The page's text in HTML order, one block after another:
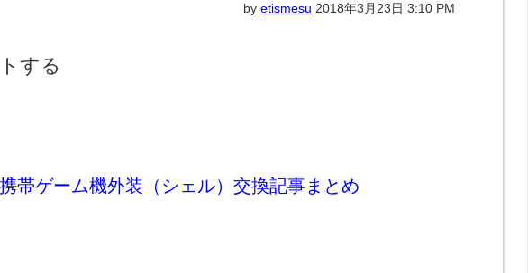
by etismesu 2018年3月23日 3:10 PM
する
携帯ゲーム機外装（シェル）交換記事まとめ